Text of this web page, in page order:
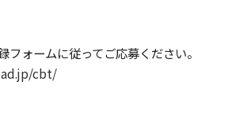
ォームに従ってご応募ください。
cbt/